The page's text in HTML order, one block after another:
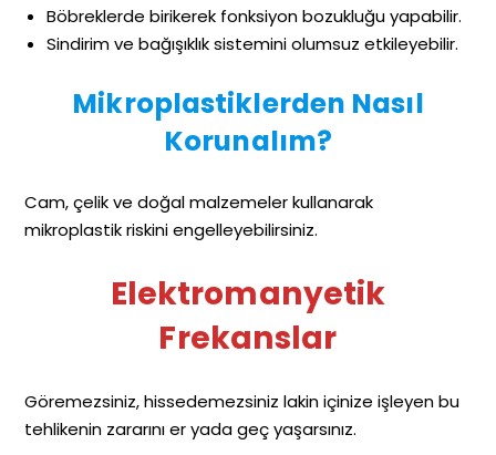
Böbreklerde birikerek fonksiyon bozukluğu yapabilir.
Sindirim ve bağışıklık sistemini olumsuz etkileyebilir.
Mikroplastiklerden Nasıl
Korunalım?
Cam, çelik ve doğal malzemeler kullanarak
mikroplastik riskini engelleyebilirsiniz.
Elektromanyetik
Frekanslar
Göremezsiniz, hissedemezsiniz lakin içinize işleyen bu
tehlikenin zararını er yada geç yaşarsınız.